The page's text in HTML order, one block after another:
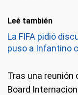
Leé también
La FIFA pidió
puso a Infantino
Tras una reunión
Board